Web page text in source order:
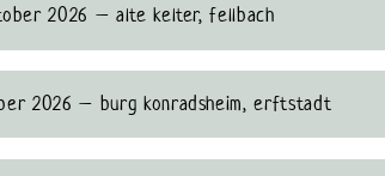
2026 – alte kelter, fellbach
2026 – burg konradsheim, erftstadt